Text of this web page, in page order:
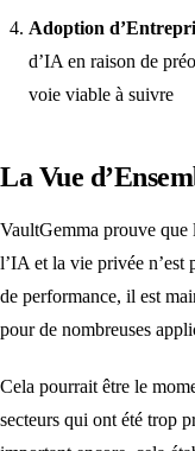
Adoption
d’IA en raison de
voie viable à suivre
La Vue
VaultGemma prouve que
l’IA et la vie privée n’est
de performance, il est
pour de nombreuses
Cela pourrait être le
secteurs qui ont été trop